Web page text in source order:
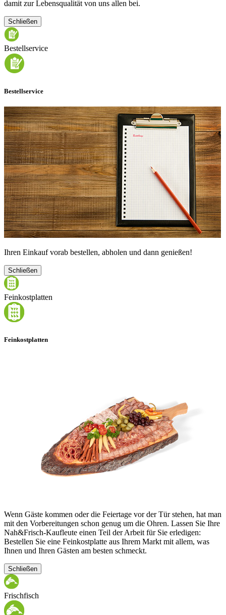
damit zur Lebensqualität von uns allen bei.
Schließen
Bestellservice
Bestellservice
Ihren Einkauf vorab bestellen, abholen und dann genießen!
Schließen
Feinkostplatten
Feinkostplatten
Wenn Gäste kommen oder die Feiertage vor der Tür stehen, hat man
mit den Vorbereitungen schon genug um die Ohren. Lassen Sie Ihre
Nah&Frisch-Kaufleute einen Teil der Arbeit für Sie erledigen:
Bestellen Sie eine Feinkostplatte aus Ihrem Markt mit allem, was
Ihnen und Ihren Gästen am besten schmeckt.
Schließen
Frischfisch